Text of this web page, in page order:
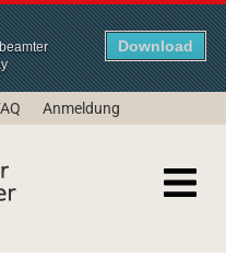
Download
Anmeldung